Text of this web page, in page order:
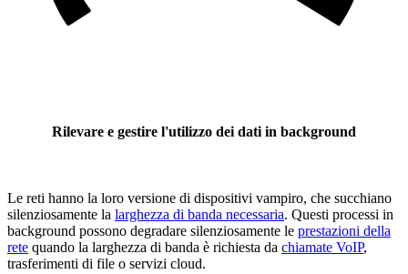
Rilevare e gestire l'utilizzo dei dati in background
Le reti hanno la loro versione di dispositivi vampiro, che succhiano
silenziosamente la larghezza di banda necessaria. Questi processi in
background possono degradare silenziosamente le prestazioni della
rete quando la larghezza di banda è richiesta da chiamate VoIP,
trasferimenti di file o servizi cloud.